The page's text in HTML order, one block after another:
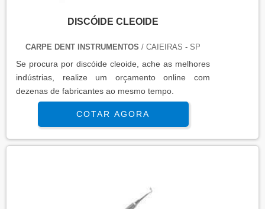
DISCÓIDE CLEOIDE
CARPE DENT INSTRUMENTOS / CAIEIRAS - SP
Se procura por discóide cleoide, ache as melhores
indústrias, realize um orçamento online com
dezenas de fabricantes ao mesmo tempo.
COTAR AGORA